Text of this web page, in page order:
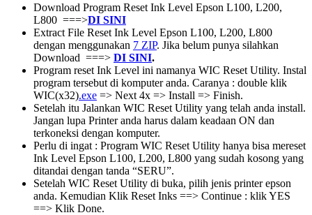
Download Program Reset Ink Level Epson L100, L200,
L800 ===>DI SINI
Extract File Reset Ink Level Epson L100, L200, L800
dengan menggunakan 7 ZIP. Jika belum punya silahkan
Download ===> DI SINI.
Program reset Ink Level ini namanya WIC Reset Utility. Instal
program tersebut di komputer anda. Caranya : double klik
WIC(x32).exe => Next 4x => Install => Finish.
Setelah itu Jalankan WIC Reset Utility yang telah anda install.
Jangan lupa Printer anda harus dalam keadaan ON dan
terkoneksi dengan komputer.
Perlu di ingat : Program WIC Reset Utility hanya bisa mereset
Ink Level Epson L100, L200, L800 yang sudah kosong yang
ditandai dengan tanda “SERU”.
Setelah WIC Reset Utility di buka, pilih jenis printer epson
anda. Kemudian Klik Reset Inks ==> Continue : klik YES
==> Klik Done.